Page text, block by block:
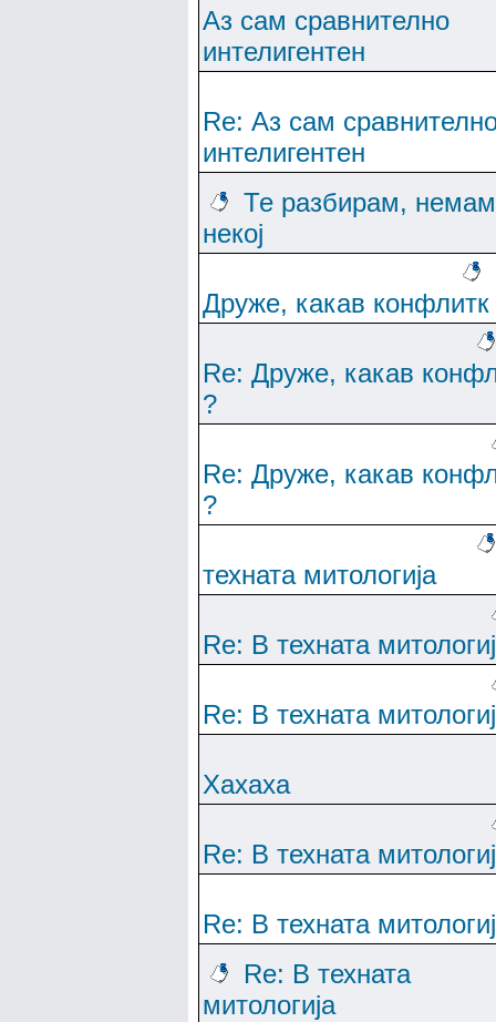
Аз сам сравнително
интелигентен
Re: Аз сам
интелигентен
Те разбирам, немам
некој
Друже, какав конфлитк
Re: Друже, какав
?
Re: Друже, какав
?
техната митологија
Re: В техната
Re: В техната
Хахаха
Re: В техната
Re: В техната
Re: В техната
митологија